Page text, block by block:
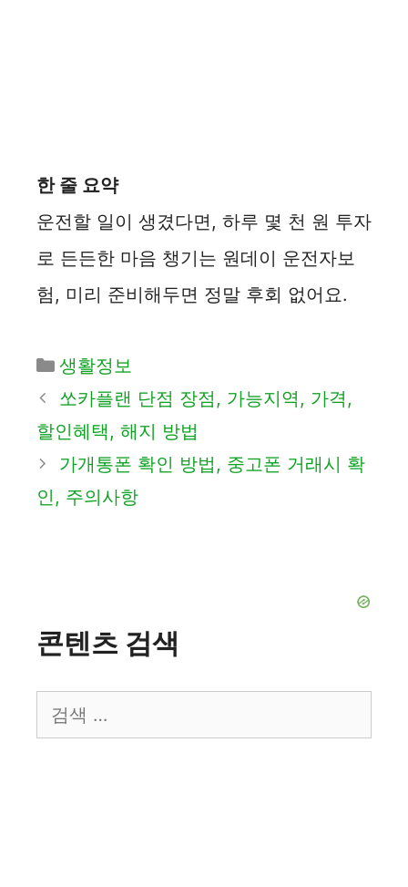
한 줄 요약
운전할 일이 생겼다면, 하루 몇 천 원 투자
로 든든한 마음 챙기는 원데이 운전자보
험, 미리 준비해두면 정말 후회 없어요.
카
테
리
생활정보
쏘카플랜 단점 장점, 가능지역, 가격,
할인혜택, 해지 방법
가개통폰 확인 방법, 중고폰 거래시 확
인, 주의사항
콘텐츠 검색
색: